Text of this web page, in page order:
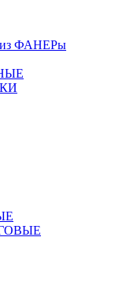
ФАНЕРы